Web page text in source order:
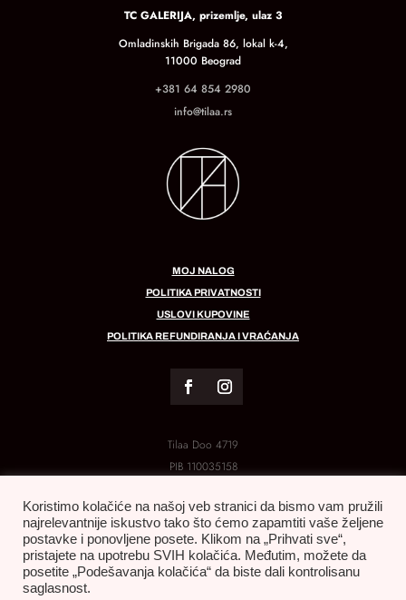
TC GALERIJA, prizemlje, ulaz 3
Omladinskih Brigada 86, lokal k-4,
11000 Beograd
+381 64 854 2980
info@tilaa.rs
MOJ NALOG
POLITIKA PRIVATNOSTI
USLOVI KUPOVINE
POLITIKA REFUNDIRANJA I VRAĆANJA
Tilaa Doo 4719
PIB 110035158
Koristimo kolačiće na našoj veb stranici da bismo vam pružili
najrelevantnije iskustvo tako što ćemo zapamtiti vaše željene
postavke i ponovljene posete. Klikom na „Prihvati sve“,
pristajete na upotrebu SVIH kolačića. Međutim, možete da
posetite „Podešavanja kolačića“ da biste dali kontrolisanu
saglasnost.